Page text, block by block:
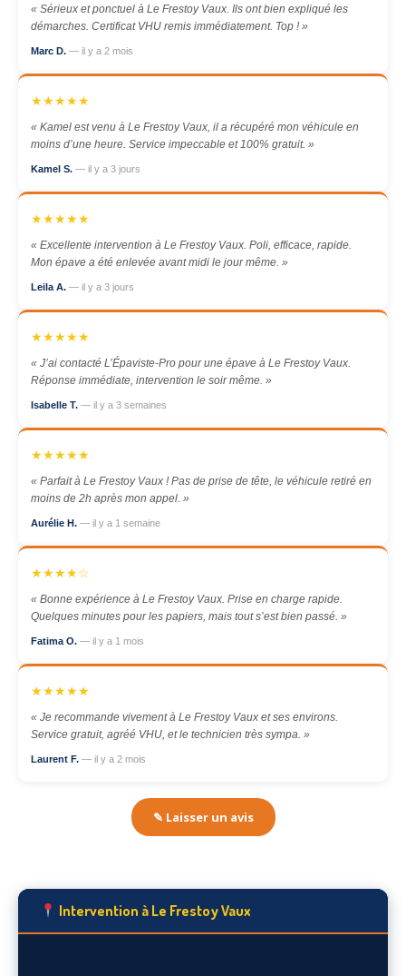
« Sérieux et ponctuel à Le Frestoy Vaux. Ils ont bien expliqué les
démarches. Certificat VHU remis immédiatement. Top ! »
Marc D. — il y a 2 mois
★★★★★
« Kamel est venu à Le Frestoy Vaux, il a récupéré mon véhicule en
moins d’une heure. Service impeccable et 100% gratuit. »
Kamel S. — il y a 3 jours
★★★★★
« Excellente intervention à Le Frestoy Vaux. Poli, efficace, rapide.
Mon épave a été enlevée avant midi le jour même. »
Leila A. — il y a 3 jours
★★★★★
« J’ai contacté L’Épaviste-Pro pour une épave à Le Frestoy Vaux.
Réponse immédiate, intervention le soir même. »
Isabelle T. — il y a 3 semaines
★★★★★
« Parfait à Le Frestoy Vaux ! Pas de prise de tête, le véhicule retiré en
moins de 2h après mon appel. »
Aurélie H. — il y a 1 semaine
★★★★☆
« Bonne expérience à Le Frestoy Vaux. Prise en charge rapide.
Quelques minutes pour les papiers, mais tout s’est bien passé. »
Fatima O. — il y a 1 mois
★★★★★
« Je recommande vivement à Le Frestoy Vaux et ses environs.
Service gratuit, agréé VHU, et le technicien très sympa. »
Laurent F. — il y a 2 mois
✎ Laisser un avis
Intervention à Le Frestoy Vaux